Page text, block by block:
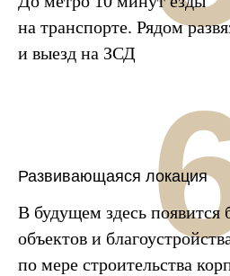
на транспорте. Рядом
и выезд на ЗСД
Развивающаяся локация
В будущем здесь
объектов и
по мере строительства